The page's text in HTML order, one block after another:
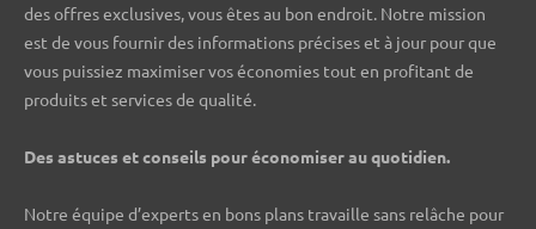
des offres exclusives, vous êtes au bon endroit. Notre mission
est de vous fournir des informations précises et à jour pour que
vous puissiez maximiser vos économies tout en profitant de
produits et services de qualité.
Des astuces et conseils pour économiser au quotidien.
Notre équipe d’experts en bons plans travaille sans relâche pour